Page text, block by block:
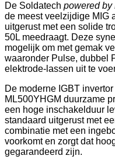
De Soldatech powered by
de meest veelzijdige MIG
uitgerust met een solide
50L meedraagt. Deze
mogelijk om met gemak
waaronder Pulse, dubbel
elektrode-lassen uit te
De moderne IGBT
ML500YHGM duurzame
een hoge inschakelduur
standaard uitgerust met
combinatie met een
voorkomt en zorgt dat
gegarandeerd zijn.